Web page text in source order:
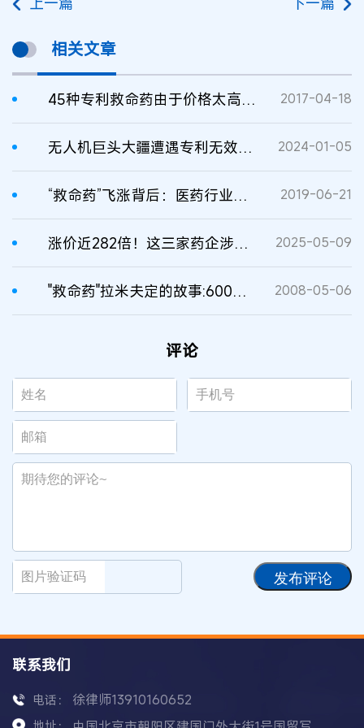
相关文章
45种专利救命药由于价格太高未入医保 2017-04-18
无人机巨头大疆遭遇专利无效挑战 2024-01-05
“救命药”飞涨背后：医药行业垄断现象频发 相关药企曾被罚千万 2019-06-21
涨价近282倍！这三家药企涉嫌垄断新冠“救命药”被罚 2025-05-09
"救命药"拉米夫定的故事:600万病患求之若渴 2008-05-06
评论
发布评论
联系我们
电话： 徐律师13910160652